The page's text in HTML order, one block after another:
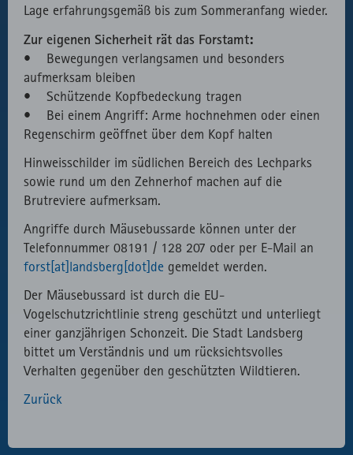
Lage erfahrungsgemäß bis zum Sommeranfang wieder.
Zur eigenen Sicherheit rät das Forstamt:
• Bewegungen verlangsamen und besonders
aufmerksam bleiben
• Schützende Kopfbedeckung tragen
• Bei einem Angriff: Arme hochnehmen oder einen
Regenschirm geöffnet über dem Kopf halten
Hinweisschilder im südlichen Bereich des Lechparks
sowie rund um den Zehnerhof machen auf die
Brutreviere aufmerksam.
Angriffe durch Mäusebussarde können unter der
Telefonnummer 08191 / 128 207 oder per E-Mail an
forst[at]landsberg[dot]de gemeldet werden.
Der Mäusebussard ist durch die EU-
Vogelschutzrichtlinie streng geschützt und unterliegt
einer ganzjährigen Schonzeit. Die Stadt Landsberg
bittet um Verständnis und um rücksichtsvolles
Verhalten gegenüber den geschützten Wildtieren.
Zurück